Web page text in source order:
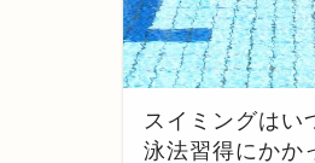
スイミングはい
泳法習得にかか